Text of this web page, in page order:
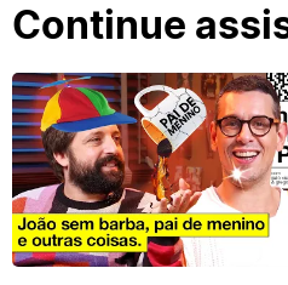
Continue